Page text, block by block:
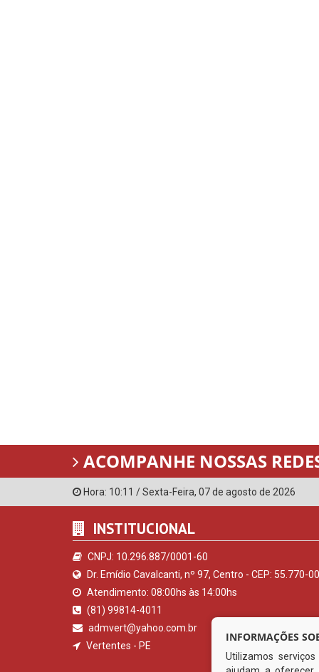
ACOMPANHE NOSSAS
Hora: 10:11 /Sexta-Feira, 07 de agosto de 2026
INSTITUCIONAL
CNPJ: 10.296.887/0001-60
Dr. Emídio Cavalcanti, nº 97, Centro - CEP: 55.770-
Atendimento: 08:00hs às 14:00hs
(81) 99814-4011
admvert@yahoo.com.br
Vertentes - PE
INFORMAÇÕES
Utilizamos